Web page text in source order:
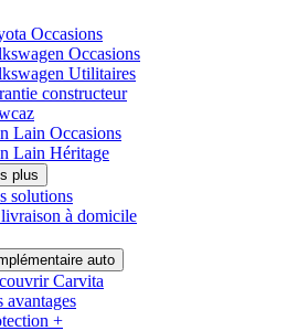
Occasions
Occasions
Utilitaires
constructeur
Lain Occasions
Lain Héritage
plus
solutions
à domicile
auto
Carvita
avantages
+